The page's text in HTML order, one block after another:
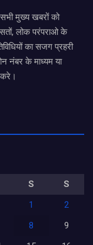
मुख्य खबरों को
लोक परंपराओ के
का सजग प्रहरी
नंबर के माध्यम या
S
S
1
2
8
9